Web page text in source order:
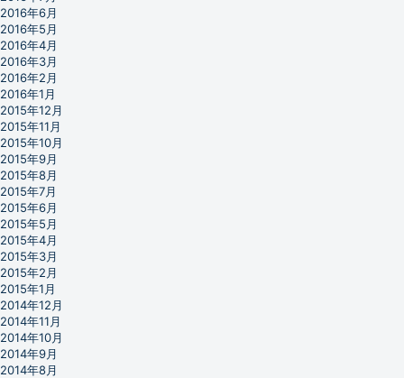
2016年6月
2016年5月
2016年4月
2016年3月
2016年2月
2016年1月
2015年12月
2015年11月
2015年10月
2015年9月
2015年8月
2015年7月
2015年6月
2015年5月
2015年4月
2015年3月
2015年2月
2015年1月
2014年12月
2014年11月
2014年10月
2014年9月
2014年8月